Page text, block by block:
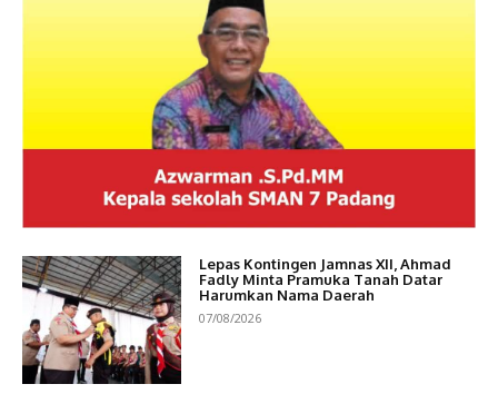
Lepas Kontingen Jamnas XII, Ahmad
Fadly Minta Pramuka Tanah Datar
Harumkan Nama Daerah
07/08/2026